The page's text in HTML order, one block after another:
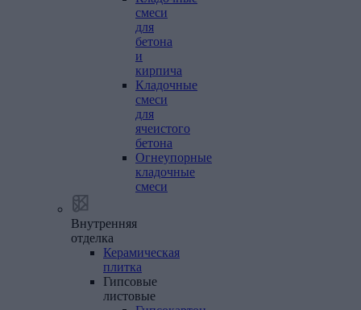
смеси
для
бетона
и
кирпича
Кладочные
смеси
для
ячеистого
бетона
Огнеупорные
кладочные
смеси
Внутренняя
отделка
Керамическая
плитка
Гипсовые
листовые